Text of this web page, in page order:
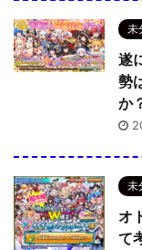
未
遂
勢
か
未
オ
て